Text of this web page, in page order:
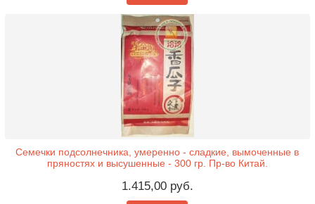
Семечки подсолнечника, умеренно - сладкие, вымоченные в
пряностях и высушенные - 300 гр. Пр-во Китай.
1.415,00 руб.